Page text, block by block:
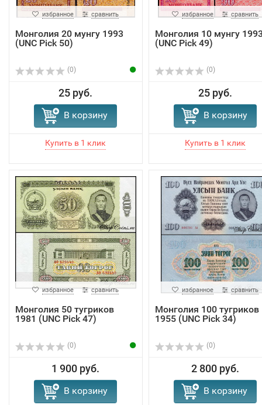
избранное сравнить
Монголия 20 мунгу 1993
(UNC Pick 50)
(0)
25 руб.
В корзину
избранное сравнить
Монголия 10 мунгу
(UNC Pick 49)
(0)
25 руб.
В корзину
избранное сравнить
Монголия 50 тугриков
1981 (UNC Pick 47)
(0)
1 900 руб.
В корзину
избранное сравнить
Монголия 100 тугриков
1955 (UNC Pick 34)
(0)
2 800 руб.
В корзину